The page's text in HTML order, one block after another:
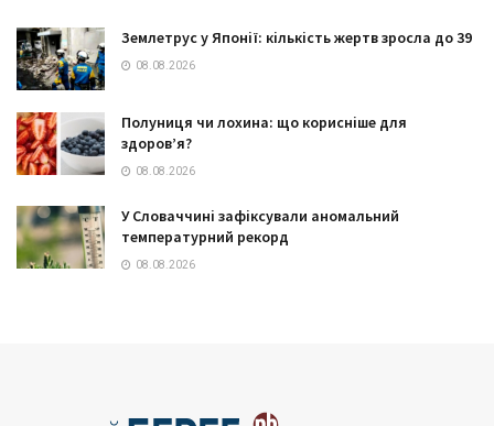
Землетрус у Японії: кількість жертв зросла до 39
08.08.2026
Полуниця чи лохина: що корисніше для
здоров’я?
08.08.2026
У Словаччині зафіксували аномальний
температурний рекорд
08.08.2026